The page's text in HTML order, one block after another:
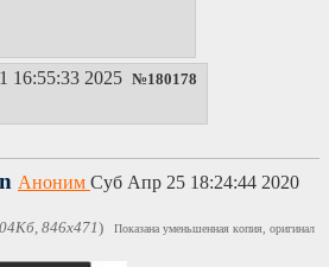
16:55:33 2025 №180178
Аноним Суб Апр 25 18:24:44 2020
846x471)
Показана уменьшенная копия, оригинал